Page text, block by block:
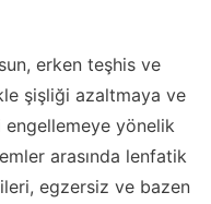
erken teşhis ve
şişliği azaltmaya ve
engellemeye yönelik
arasında lenfatik
egzersiz ve bazen